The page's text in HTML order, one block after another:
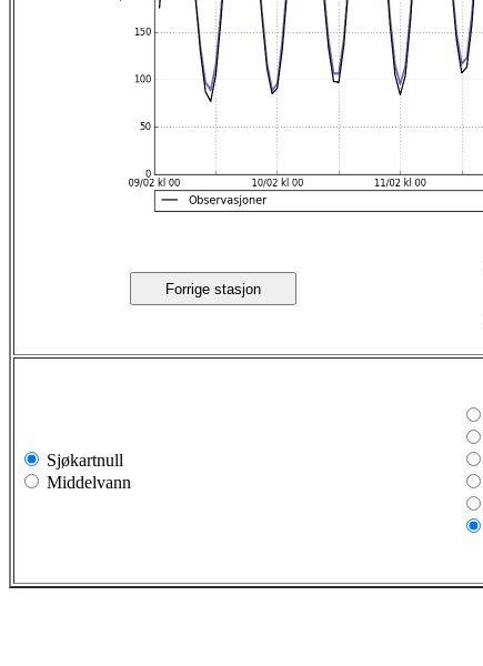
Forrige stasjon
Sjøkartnull
Middelvann